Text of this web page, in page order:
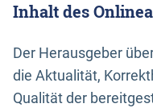
Inhalt des
Der Herausgeber
die Aktualität,
Qualität der